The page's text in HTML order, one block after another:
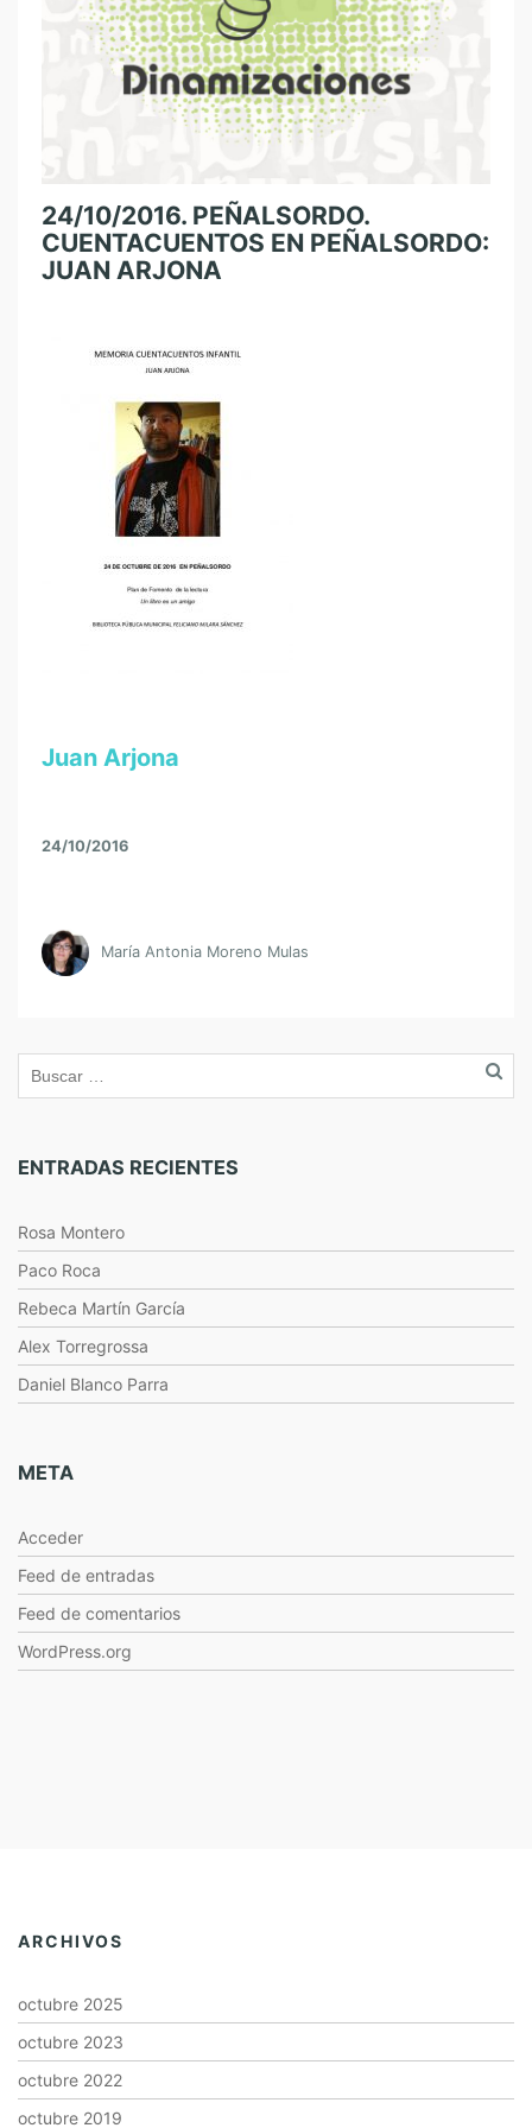
24/10/2016. PEÑALSORDO.
CUENTACUENTOS EN PEÑALSORDO:
JUAN ARJONA
Juan Arjona
24/10/2016
María Antonia Moreno Mulas
ENTRADAS RECIENTES
Rosa Montero
Paco Roca
Rebeca Martín García
Alex Torregrossa
Daniel Blanco Parra
META
Acceder
Feed de entradas
Feed de comentarios
WordPress.org
ARCHIVOS
octubre 2025
octubre 2023
octubre 2022
octubre 2019